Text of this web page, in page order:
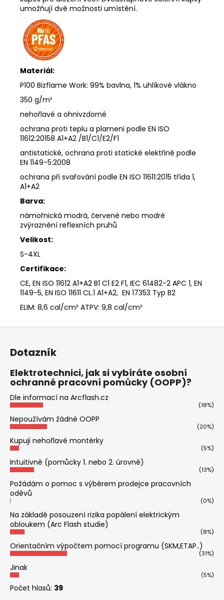
umožňují dvě možnosti umístění.
Materiál:
P100 Bizflame Work: 99% bavlna, 1% uhlíkové vlákno
350 g/m²
nehořlavé a ohnivzdorné
ochrana proti teplu a plameni podle EN ISO
11612:20158 A1+A2 /B1/C1/E2/F1
antistatické, ochrana proti statické elektřině podle
EN 1149-5:2008
ochrana při svařování podle EN ISO 11611:2015 třída 1,
A1+A2
Barva:
námořnická modrá, červené nebo modré
zvýraznění reflexních pruhů
Velikost:
S-4XL
Certifikace:
CE, EN ISO 11612 A1+A2 B1 C1 E2 F1, IEC 61482-2 APC 1, EN
1149-5, EN ISO 11611 CL.1 A1+A2, EN 17353 Typ B2
ELIM: 8,6 cal/cm² ATPV: 9,8 cal/cm²
Z
Dotazník
Elektrotechnici, jak si vybíráte osobní
ochranné pracovní pomůcky (OOPP)?
Dle informací na Arcflash.cz
(18%)
Nepoužívám žádné OOPP
(20%)
Kupuji nehořlavé montérky
(5%)
Intuitivně (pomůcky 1. nebo 2. úrovně)
(13%)
Požádám o pomoc s výběrem prodejce pracovních
oděvů
(0%)
Na základě posouzení rizika popálení elektrickým
obloukem (Arc Flash studie)
(8%)
Orientačním výpočtem pomocí programu (SKM,ETAP..)
(31%)
Jinak
(5%)
Počet hlasů: 39